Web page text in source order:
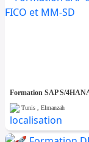
Tunis , Elmanzah